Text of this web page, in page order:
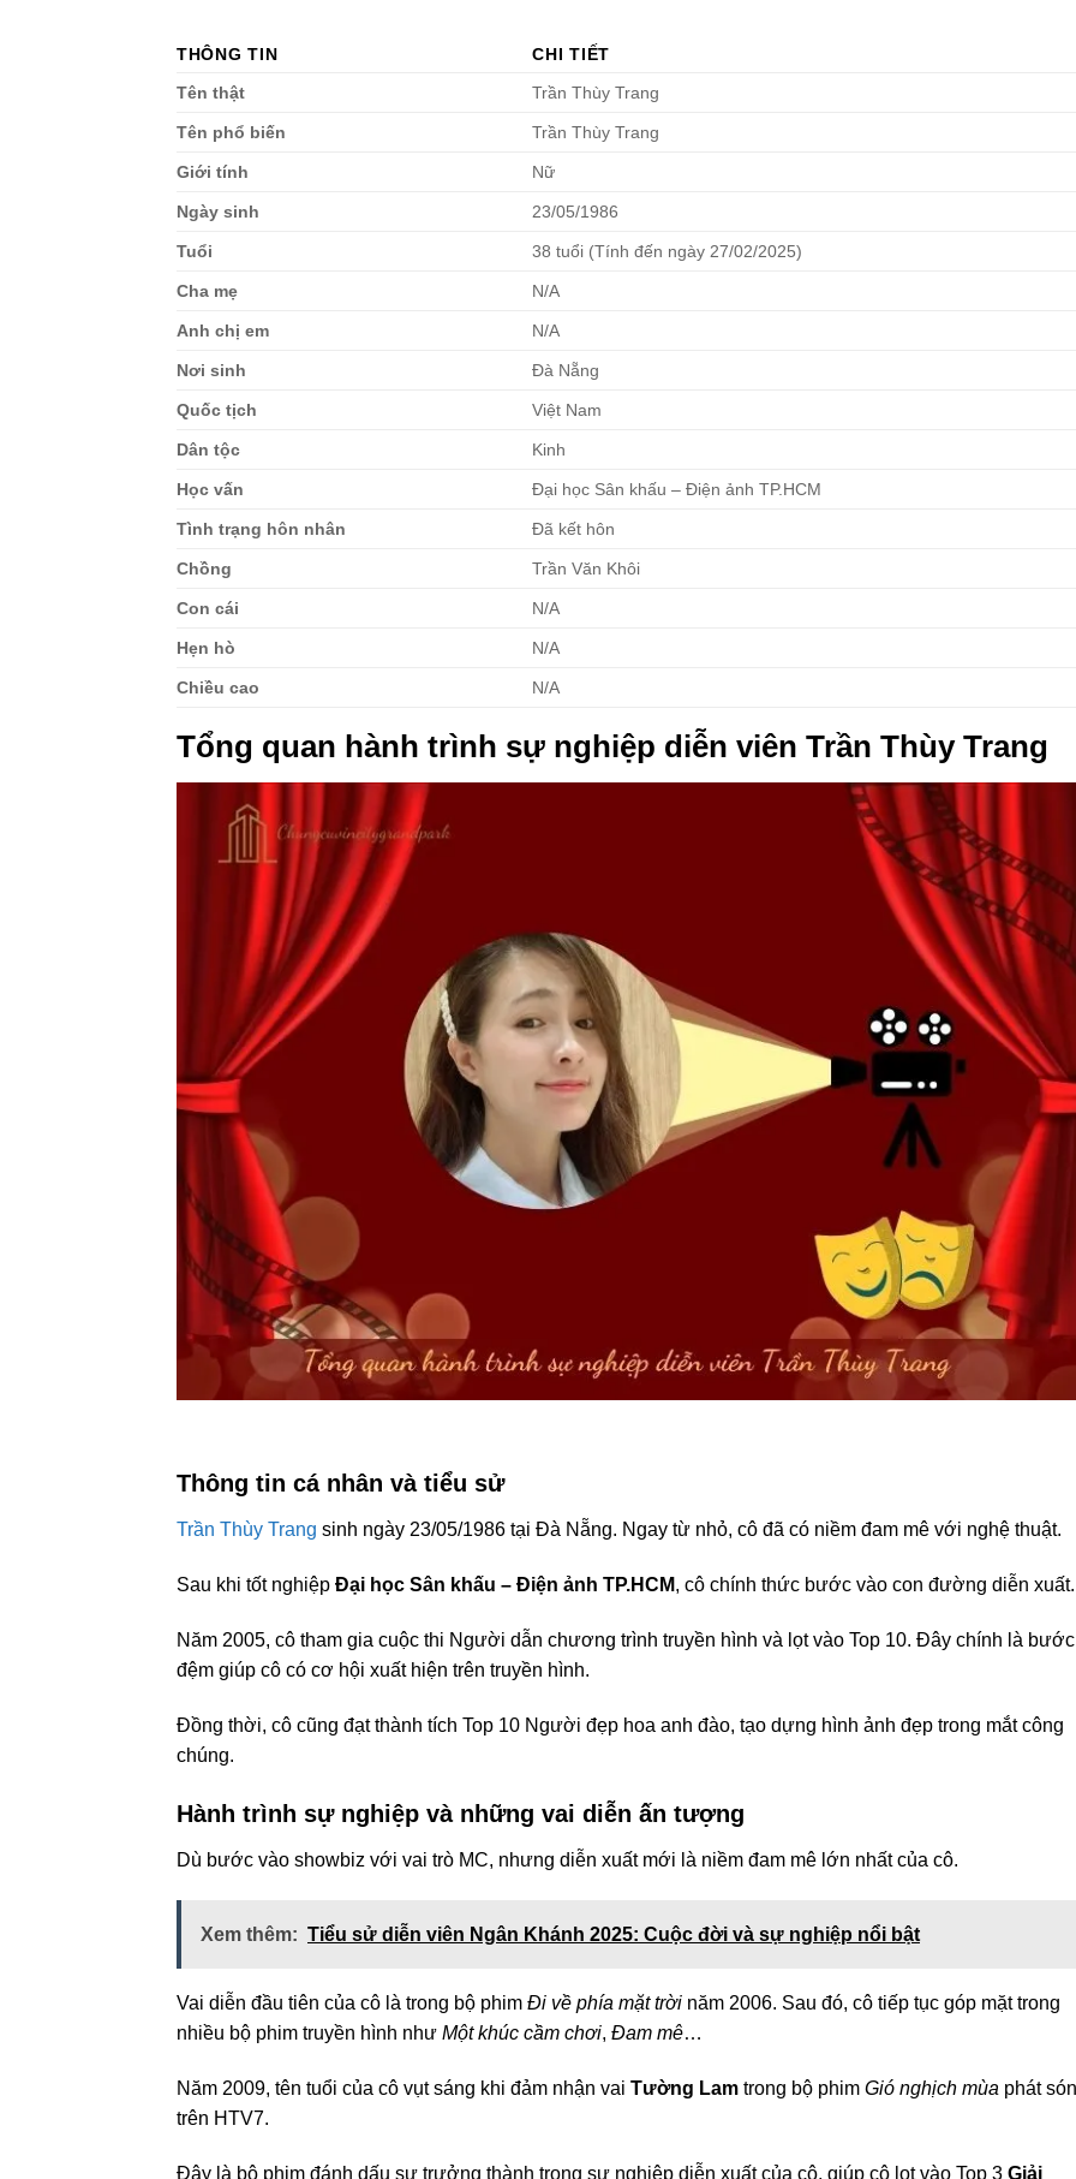
THÔNG TIN
CHI TIẾT
Tên thật
Trần Thùy Trang
Tên phổ biến Trần Thùy Trang
Giới tính Nữ
Ngày sinh 23/05/1986
Tuổi 38 tuổi (Tính đến ngày 27/02/2025)
Cha mẹ N/A
Anh chị em N/A
Nơi sinh Đà Nẵng
Quốc tịch Việt Nam
Dân tộc Kinh
Học vấn Đại học Sân khấu – Điện ảnh TP.HCM
Tình trạng hôn nhân Đã kết hôn
Chồng Trần Văn Khôi
Con cái N/A
Hẹn hò N/A
Chiều cao N/A
Tổng quan hành trình sự nghiệp diễn viên Trần Thùy Trang
Thông tin cá nhân và tiểu sử
Trần Thùy Trang sinh ngày 23/05/1986 tại Đà Nẵng. Ngay từ nhỏ, cô đã có niềm đam mê với nghệ thuật.
Sau khi tốt nghiệp Đại học Sân khấu – Điện ảnh TP.HCM, cô chính thức bước vào con đường diễn xuất.
Năm 2005, cô tham gia cuộc thi Người dẫn chương trình truyền hình và lọt vào Top 10. Đây chính là bước
đệm giúp cô có cơ hội xuất hiện trên truyền hình.
Đồng thời, cô cũng đạt thành tích Top 10 Người đẹp hoa anh đào, tạo dựng hình ảnh đẹp trong mắt công
chúng.
Hành trình sự nghiệp và những vai diễn ấn tượng
Dù bước vào showbiz với vai trò MC, nhưng diễn xuất mới là niềm đam mê lớn nhất của cô.
Xem thêm: Tiểu sử diễn viên Ngân Khánh 2025: Cuộc đời và sự nghiệp nổi bật
Vai diễn đầu tiên của cô là trong bộ phim Đi về phía mặt trời năm 2006. Sau đó, cô tiếp tục góp mặt trong
nhiều bộ phim truyền hình như Một khúc cầm chơi, Đam mê…
Năm 2009, tên tuổi của cô vụt sáng khi đảm nhận vai Tường Lam trong bộ phim Gió nghịch mùa phát
trên HTV7.
Đây là bộ phim đánh dấu sự trưởng thành trong sự nghiệp diễn xuất của cô, giúp cô lọt vào Top 3 Giải